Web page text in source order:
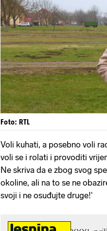
Foto: RTL
Voli kuhati, a posebno voli
voli se i rolati i provoditi
Ne skriva da e zbog svog
okoline, ali na to se ne
svoji i ne osuđujte druge!'